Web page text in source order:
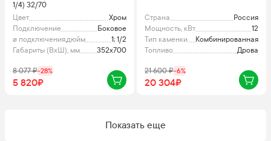
1/4) 32/70
Цвет
Хром
Подключение
Боковое
ø подключения,дюйм
1; 1/2
Габариты (ВхШ), мм
352x700
8 077₽-28%
5 820₽
Страна
Россия
Мощность, кВт
12
Тип каменки
Комбинированная
Топливо
Дрова
21 600₽-6%
20 304₽
Показать еще